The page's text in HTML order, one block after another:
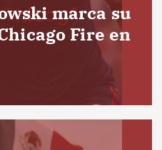
marca su
Fire en